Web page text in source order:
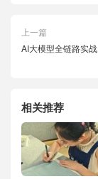
上一篇
AI大模型全链路实战
相关推荐